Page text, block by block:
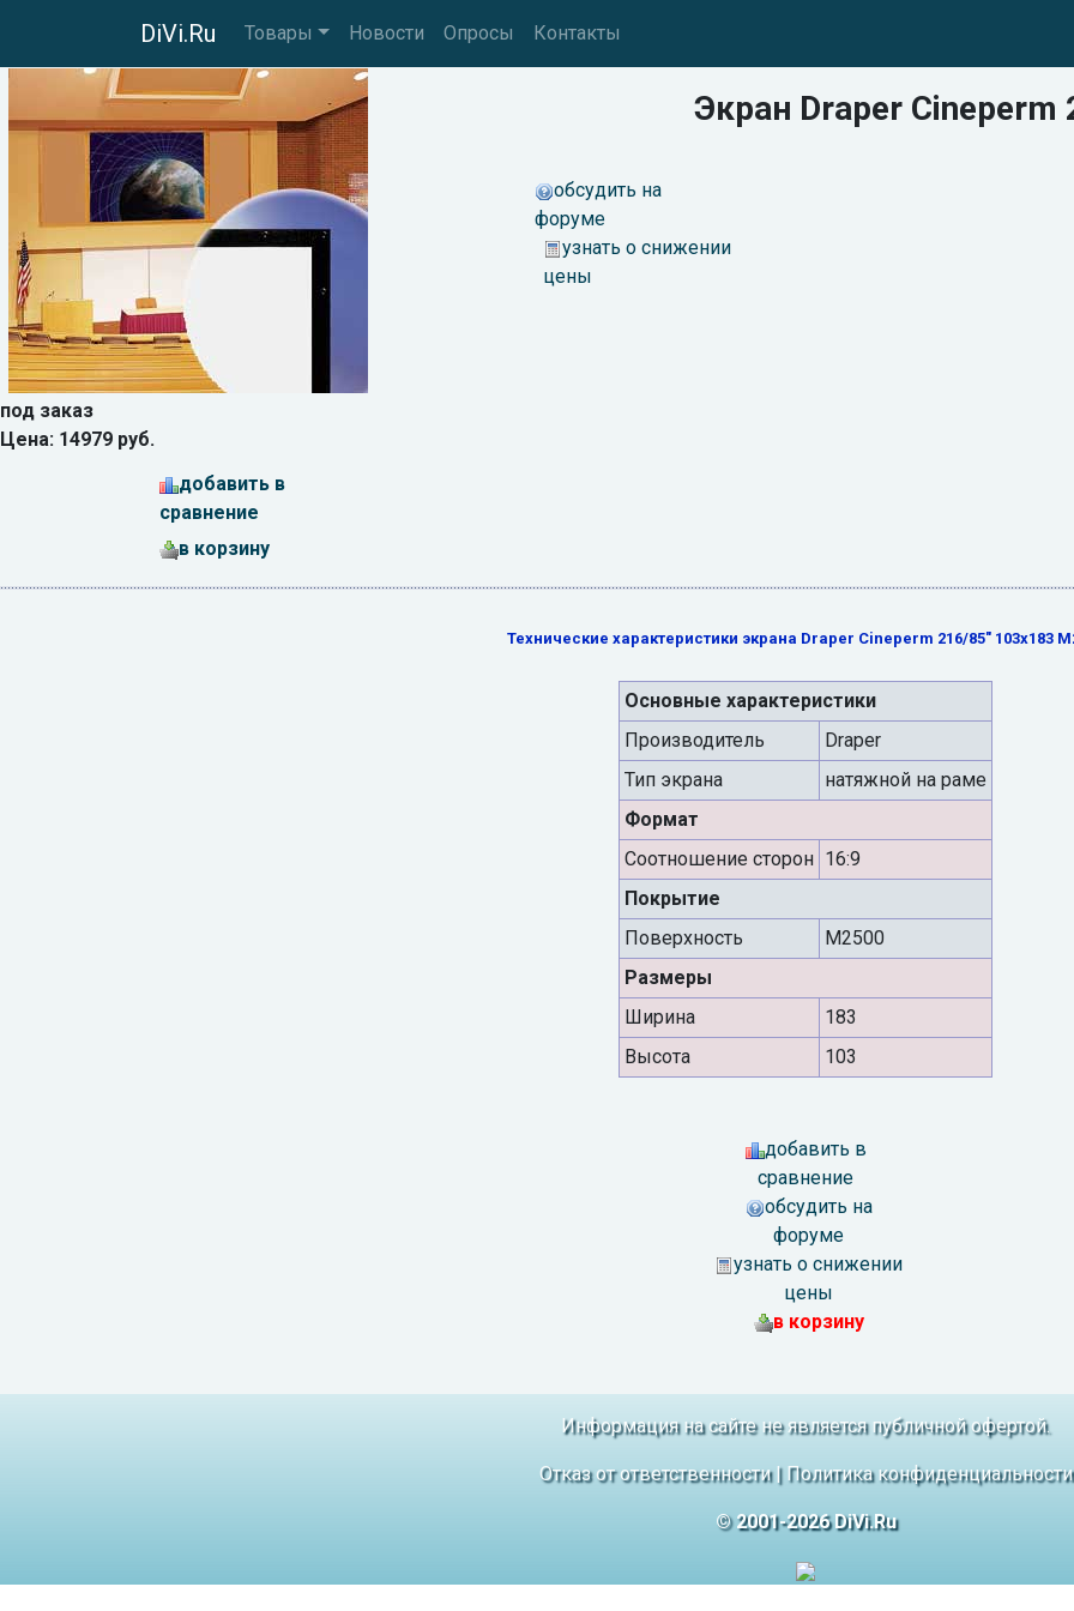
DiVi.Ru Товары Новости Опросы Контакты
под заказ
Цена: 14979 руб.
добавить в
сравнение
в корзину
Экран Draper
обсудить на
форуме
узнать о снижении
цены
Технические характеристики экрана Draper Cineperm 216/85" 103x183
Основные характеристики
Производитель
Draper
Тип экрана
натяжной на раме
Формат
Cоотношение сторон 16:9
Покрытие
Поверхность
M2500
Размеры
Ширина
183
Высота
103
добавить в
сравнение
обсудить на
форуме
узнать о снижении
цены
в корзину
Информация на сайте не является публичной офертой.
Отказ от ответственности| Политика конфиденциальности
© 2001-2026 DiVi.Ru